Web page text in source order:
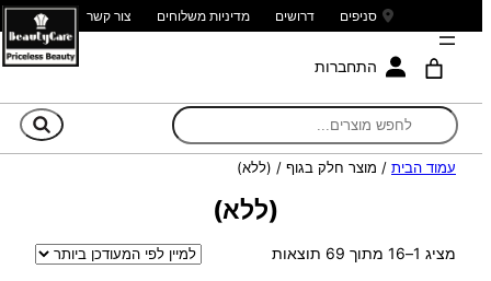
סניפים דרושים מדיניות משלוחים צור קשר
התחברות
עמוד הבית / מוצר חלק בגוף / (ללא)
(ללא)
מציג 1–16 מתוך 69 תוצאות
ממוין